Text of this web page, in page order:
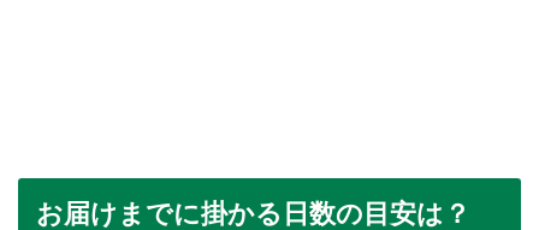
お届けまでに掛かる日数の目安は？